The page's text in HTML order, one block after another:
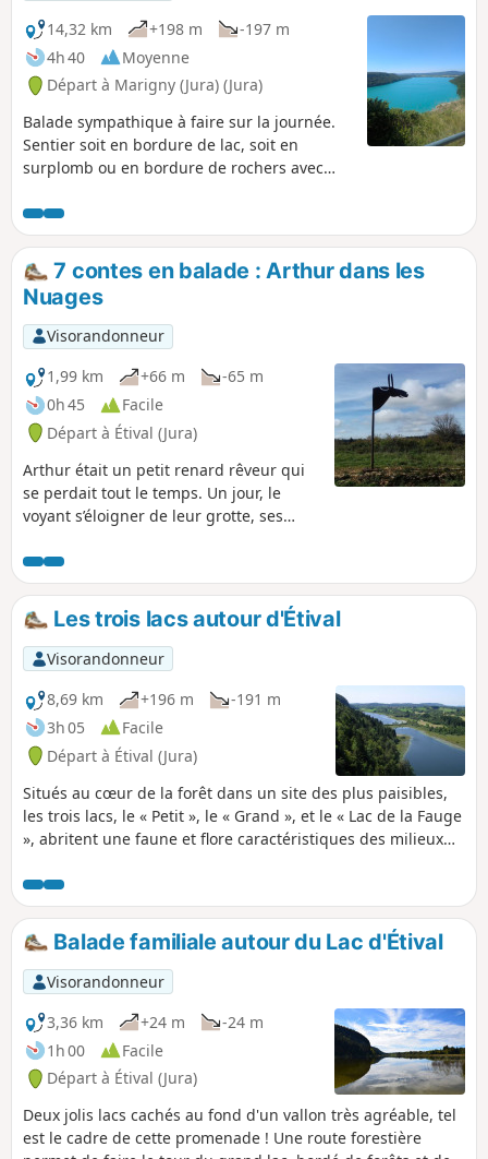
14,32 km
+198 m
-197 m
4h 40
Moyenne
Départ à Marigny (Jura) (Jura)
Balade sympathique à faire sur la journée.
Sentier soit en bordure de lac, soit en
surplomb ou en bordure de rochers avec
7 contes en balade : Arthur dans les
Nuages
Visorandonneur
1,99 km
+66 m
-65 m
0h 45
Facile
Départ à Étival (Jura)
Arthur était un petit renard rêveur qui
se perdait tout le temps. Un jour, le
voyant s’éloigner de leur grotte, ses
conseil :- Arthur, si tu vas te promener,
regarde bien le chemin que tu prends à
l’aller. Observe les arbres, la forme des
pierres et le paysage. De cette façon, tu
ne te perdras pas et tu trouveras
toujours le chemin du retour.Laissez les
enfants rechercher les indices et
surtout, ne vous égarez pas.
Les trois lacs autour d'Étival
Visorandonneur
8,69 km
+196 m
-191 m
3h 05
Facile
Départ à Étival (Jura)
Situés au cœur de la forêt dans un site des plus paisibles,
les trois lacs, le « Petit », le « Grand », et le « Lac de la Fauge
», abritent une faune et flore caractéristiques des milieux
panoramique sur les lacs et le village d'Étival depuis le
belvédère.
Balade familiale autour du Lac d'Étival
Visorandonneur
3,36 km
+24 m
-24 m
1h 00
Facile
Départ à Étival (Jura)
Deux jolis lacs cachés au fond d'un vallon très agréable, tel
est le cadre de cette promenade ! Une route forestière